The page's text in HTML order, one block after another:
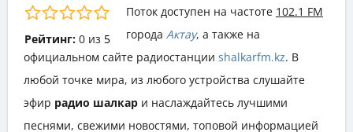
Рейтинг: 0из 5
Поток доступен на частоте 102.1 FM
города Актау, а также на
официальном сайте радиостанции shalkarfm.kz. В
любой точке мира, из любого устройства слушайте
эфир радио шалкар и наслаждайтесь лучшими
песнями, свежими новостями, топовой информацией